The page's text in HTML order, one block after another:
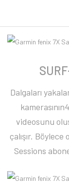
Dalgaları
videosunu
çalışır.
Sessions